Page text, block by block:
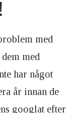
med
med
har något
år innan de
googlat efter